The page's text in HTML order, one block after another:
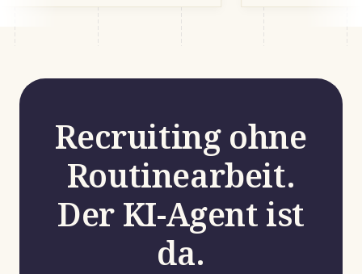
Recruiting ohne
Routinearbeit.
Der KI-Agent ist
da.